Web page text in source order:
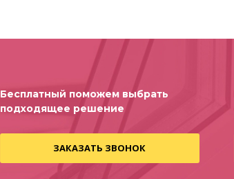
Бесплатный поможем выбрать
подходящее решение
ЗАКАЗАТЬ ЗВОНОК